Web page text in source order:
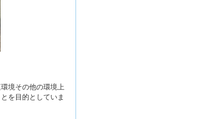
境その他の環境上
を目的としていま